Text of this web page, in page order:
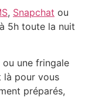
, Snapchat ou
5h toute la nuit
une fringale
là pour vous
préparés,